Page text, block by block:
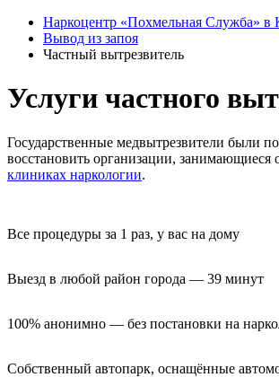
Наркоцентр «Похмельная Служба» в
Вывод из запоя
Частный вытрезвитель
Услуги частного
Государственные медвытрезвители были
восстановить организации,
клиниках наркологии.
Все процедуры за 1 раз, у вас на дому
Выезд в любой район города — 39 минут
100% анонимно — без постановки на
Собственный автопарк, оснащённые